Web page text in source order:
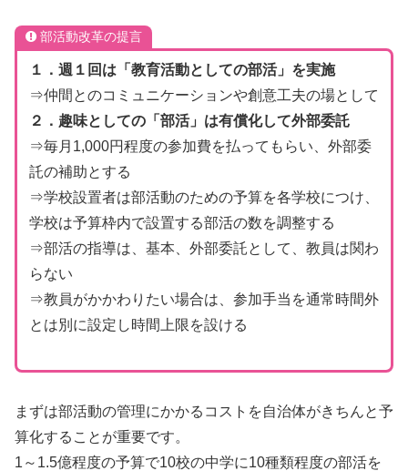
部活動改革の提言
１．週１回は「教育活動としての部活」を実施
⇒仲間とのコミュニケーションや創意工夫の場として
２．趣味としての「部活」は有償化して外部委託
⇒毎月1,000円程度の参加費を払ってもらい、外部委
託の補助とする
⇒学校設置者は部活動のための予算を各学校につけ、
学校は予算枠内で設置する部活の数を調整する
⇒部活の指導は、基本、外部委託として、教員は関わ
らない
⇒教員がかかわりたい場合は、参加手当を通常時間外
とは別に設定し時間上限を設ける
まずは部活動の管理にかかるコストを自治体がきちんと予
算化することが重要です。
1～1.5億程度の予算で10校の中学に10種類程度の部活を